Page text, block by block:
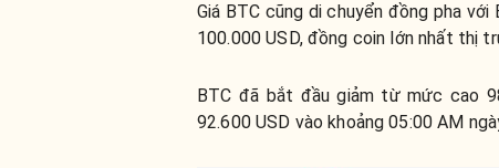
Giá BTC cũng di chuyển đồng pha
100.000 USD, đồng coin lớn nhất thị
BTC đã bắt đầu giảm từ mức cao
92.600 USD vào khoảng 05:00 AM